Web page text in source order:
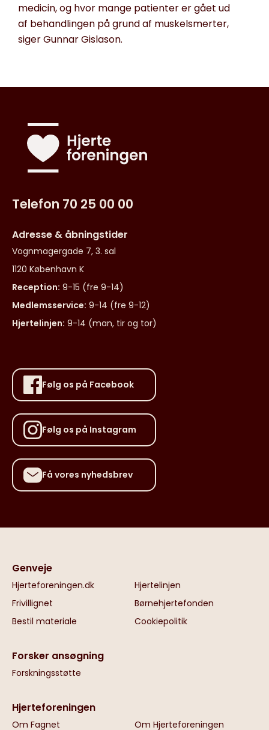
medicin,og hvor mange patienterer gået ud
af behandlingen på grund af muskelsmerter,
siger Gunnar Gislason.
Telefon 70 25 00 00
Adresse & åbningstider
Vognmagergade 7, 3. sal
1120 København K
Reception: 9-15 (fre 9-14)
Medlemsservice: 9-14 (fre 9-12)
Hjertelinjen: 9-14 (man, tir og tor)
Følg os på Facebook
Følg os på Instagram
Få vores nyhedsbrev
Genveje
Hjerteforeningen.dk
Hjertelinjen
Frivillignet
Børnehjertefonden
Bestil materiale
Cookiepolitik
Forsker ansøgning
Forskningsstøtte
Hjerteforeningen
Om Fagnet Om Hjerteforeningen